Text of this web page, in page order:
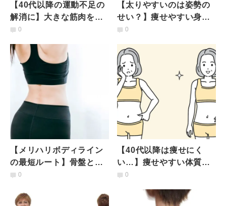
【40代以降の運動不足の
解消に】大きな筋肉をゆ
っくり動かすから効果が
0
【太りやすいのは姿勢の
せい？】痩せやすい身体
になる！座ったまま「姿
サ」
0
【メリハリボディライン
の最短ルート】骨盤と背
骨を「対角＆らせん」に
クサ
0
【40代以降は痩せにく
い…】痩せやすい体質に
なる猫背&巻き肩改善ト
0